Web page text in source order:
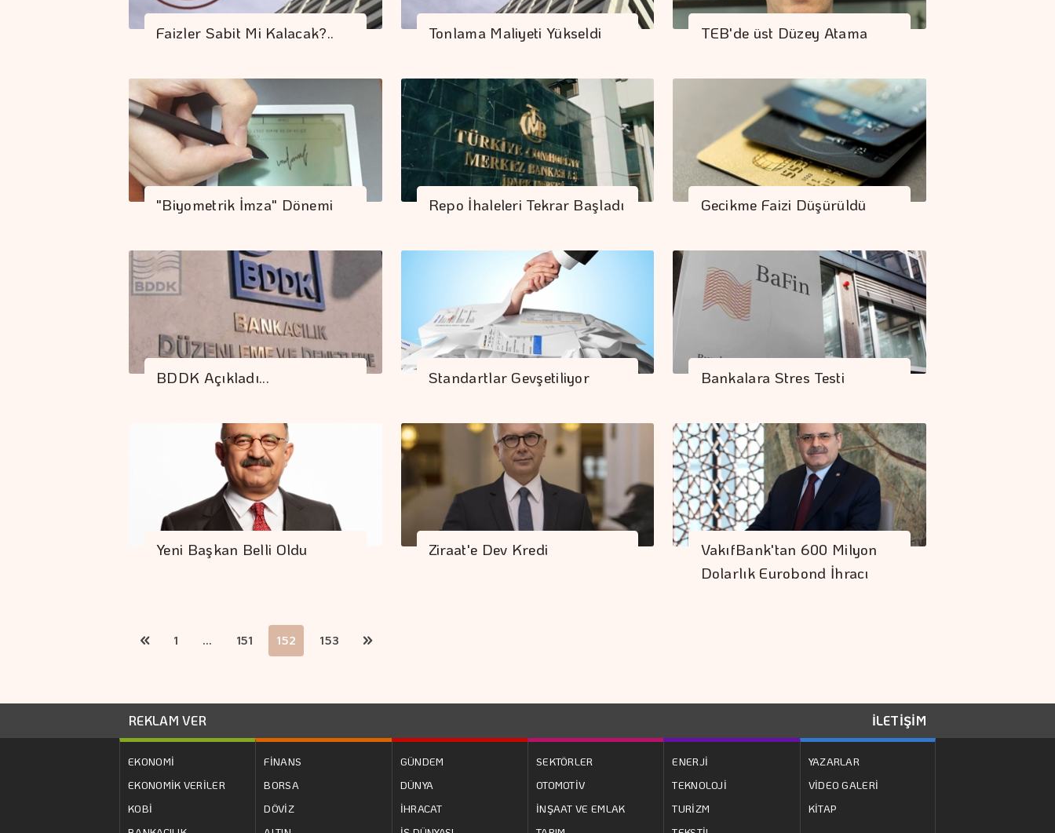
Faizler Sabit Mi Kalacak?.. Tonlama Maliyeti Yükseldi TEB'de üst Düzey Atama
"Biyometrik İmza" Dönemi Repo İhaleleri Tekrar Başladı Gecikme Faizi Düşürüldü
BDDK Açıkladı... Standartlar Gevşetiliyor Bankalara Stres Testi
Yeni Başkan Belli Oldu Ziraat'e Dev Kredi
VakıfBank'tan 600 Milyon
Dolarlık Eurobond İhracı
1 ... 151 152 153
REKLAM VER İLETİŞİM
EKONOMİ
EKONOMİK VERİLER
KOBİ
FİNANS
BORSA
DÖVİZ
GÜNDEM
DÜNYA
İHRACAT
SEKTÖRLER
OTOMOTİV
İNŞAAT VE EMLAK
ENERJİ
TEKNOLOJİ
TURİZM
YAZARLAR
VİDEO GALERİ
KİTAP